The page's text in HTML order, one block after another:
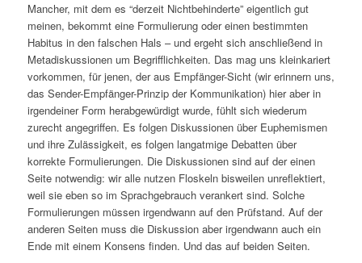
Mancher, mit dem es “derzeit Nichtbehinderte” eigentlich gut
meinen, bekommt eine Formulierung oder einen bestimmten
Habitus in den falschen Hals – und ergeht sich anschließend in
Metadiskussionen um Begrifflichkeiten. Das mag uns kleinkariert
vorkommen, für jenen, der aus Empfänger-Sicht (wir erinnern uns,
das Sender-Empfänger-Prinzip der Kommunikation) hier aber in
irgendeiner Form herabgewürdigt wurde, fühlt sich wiederum
zurecht angegriffen. Es folgen Diskussionen über Euphemismen
und ihre Zulässigkeit, es folgen langatmige Debatten über
korrekte Formulierungen. Die Diskussionen sind auf der einen
Seite notwendig: wir alle nutzen Floskeln bisweilen unreflektiert,
weil sie eben so im Sprachgebrauch verankert sind. Solche
Formulierungen müssen irgendwann auf den Prüfstand. Auf der
anderen Seiten muss die Diskussion aber irgendwann auch ein
Ende mit einem Konsens finden. Und das auf beiden Seiten.